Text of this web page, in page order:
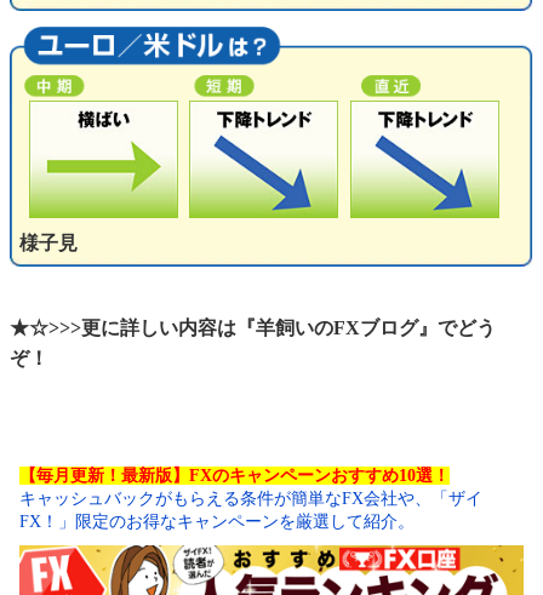
様子見
★☆>>>更に詳しい内容は『羊飼いのFXブログ』でどう
ぞ！
【毎月更新！最新版】FXのキャンペーンおすすめ10選！
キャッシュバックがもらえる条件が簡単なFX会社や、「ザイ
FX！」限定のお得なキャンペーンを厳選して紹介。